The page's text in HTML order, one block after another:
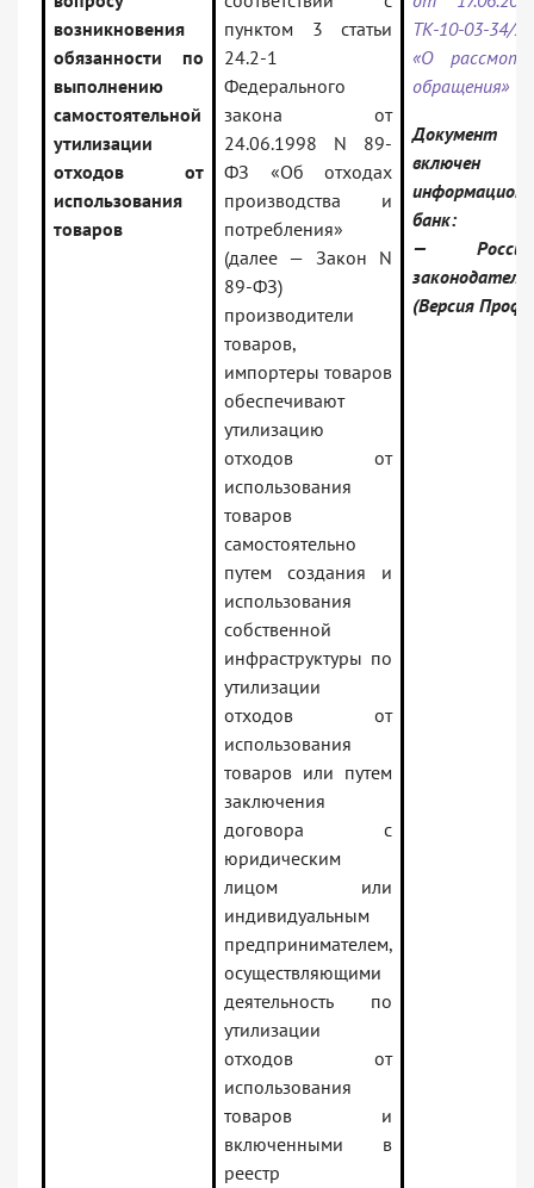
возникновения
обязанности по
выполнению
самостоятельной
утилизации
отходов от
использования
товаров
пунктом 3 статьи
24.2-1
Федерального
закона от
24.06.1998 N 89-
ФЗ «Об отходах
производства и
потребления»
(далее — Закон N
89-ФЗ)
производители
товаров,
импортеры товаров
обеспечивают
утилизацию
отходов от
использования
товаров
самостоятельно
путем создания и
использования
собственной
инфраструктуры по
утилизации
отходов от
использования
товаров или путем
заключения
договора с
юридическим
лицом или
индивидуальным
предпринимателем,
осуществляющими
деятельность по
утилизации
отходов от
использования
товаров и
включенными в
реестр
ТК-10-03-34/
«О
обращения»
Документ
банк:
—
(Версия Проф)